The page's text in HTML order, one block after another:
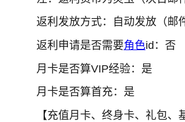
返利发放方式：自动发放（邮
返利申请是否需要角色id：否
月卡是否算VIP经验：是
月卡是否算首充：是
【充值月卡、终身卡、礼包、